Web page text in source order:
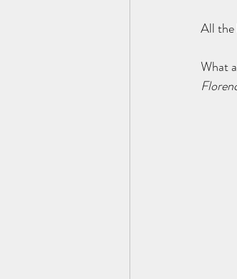
All the
What